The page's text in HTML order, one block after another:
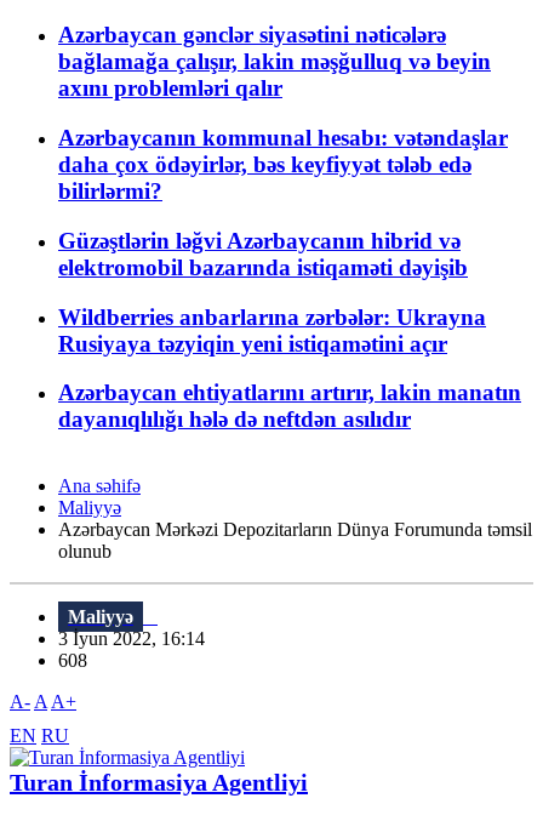
Azərbaycan gənclər siyasətini nəticələrə
bağlamağa çalışır, lakin məşğulluq və beyin
axını problemləri qalır
Azərbaycanın kommunal hesabı: vətəndaşlar
daha çox ödəyirlər, bəs keyfiyyət tələb edə
bilirlərmi?
Güzəştlərin ləğvi Azərbaycanın hibrid və
elektromobil bazarında istiqaməti dəyişib
Wildberries anbarlarına zərbələr: Ukrayna
Rusiyaya təzyiqin yeni istiqamətini açır
Azərbaycan ehtiyatlarını artırır, lakin manatın
dayanıqlılığı hələ də neftdən asılıdır
Ana səhifə
Maliyyə
Azərbaycan Mərkəzi Depozitarların Dünya Forumunda təmsil
olunub
Maliyyə
3 İyun 2022, 16:14
608
A- A A+
EN RU
Turan İnformasiya Agentliyi